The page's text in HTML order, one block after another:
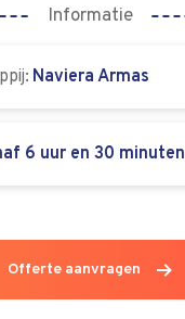
Informatie
Naviera Armas
6 uur en 30 minuten
Offerte aanvragen